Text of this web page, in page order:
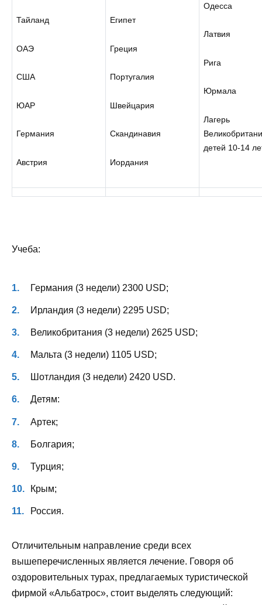
Тайланд
ОАЭ
США
ЮАР
Германия
Австрия
Египет
Греция
Португалия
Швейцария
Скандинавия
Иордания
Одесса
Латвия
Рига
Юрмала
Лагерь
детей 10-14
Учеба:
Германия (3 недели) 2300 USD;
Ирландия (3 недели) 2295 USD;
Великобритания (3 недели) 2625 USD;
Мальта (3 недели) 1105 USD;
Шотландия (3 недели) 2420 USD.
Детям:
Артек;
Болгария;
Турция;
Крым;
Россия.
Отличительным направление среди всех
вышеперечисленных является лечение. Говоря об
оздоровительных турах, предлагаемых туристической
фирмой «Альбатрос», стоит выделять следующий: